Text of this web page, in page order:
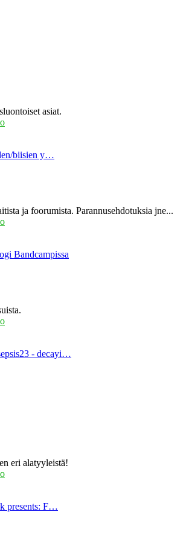
asiat.
biisien y…
ja foorumista. Parannusehdotuksia jne...
Bandcampissa
- decayi…
eri alatyyleistä!
presents: F…